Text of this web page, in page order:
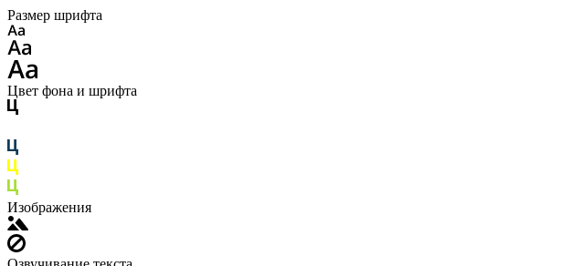
Размер шрифта
Цвет фона и шрифта
Изображения